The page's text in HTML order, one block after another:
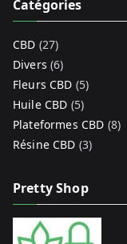
Catégories
CBD (27)
Divers (6)
Fleurs CBD (5)
Huile CBD (5)
Plateformes CBD (8)
Résine CBD (3)
Pretty Shop